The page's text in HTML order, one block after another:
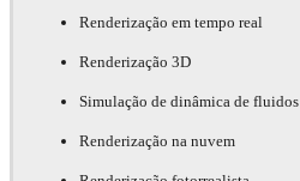
Renderização em tempo real
Renderização 3D
Simulação de dinâmica de fluidos
Renderização na nuvem